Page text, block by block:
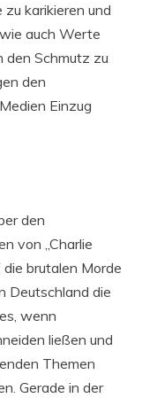
karikieren und
auch Werte
den Schmutz zu
den
Einzug
den
von „Charlie
brutalen Morde
Deutschland die
wenn
ließen und
Themen
Gerade in der